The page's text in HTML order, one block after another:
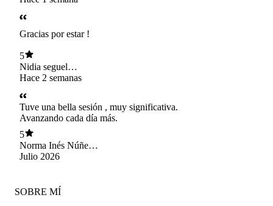
entregadas en terapia.
Gracias por estar !
5
Nidia seguel
aguilera
Hace 2 semanas
Tuve una bella sesión , muy significativa.
Avanzando cada día más.
5
Norma Inés Núñez
Alfaro
Julio 2026
SOBRE MÍ